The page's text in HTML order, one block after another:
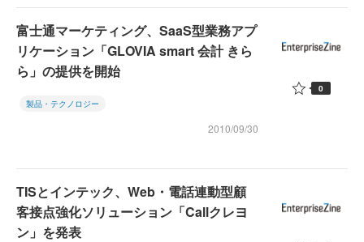
富士通マーケティング、SaaS型業務アプ
リケーション「GLOVIA smart 会計 きら
ら」の提供を開始
製品・テクノロジー
2010/09/30
0
TISとインテック、Web・電話連動型顧
客接点強化ソリューション「Callクレヨ
ン」を発表